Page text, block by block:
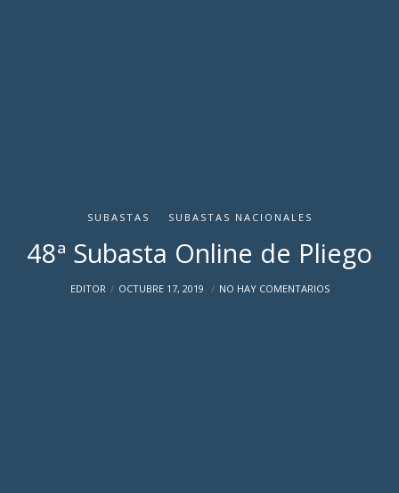
SUBASTAS SUBASTAS NACIONALES
48ª Subasta Online de Pliego
EDITOR OCTUBRE 17, 2019 NO HAY COMENTARIOS